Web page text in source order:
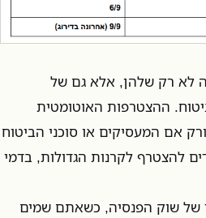
לא רק שלהן, אלא גם של
ההצטרפות האוטומטית
אם המעסיקים או סוכני הביטוח
להצטרף לקרנות הגדולות, בדמי
של שוק הפנסיה, כשאתם שמים